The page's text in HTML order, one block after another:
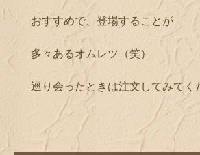
おすすめで、登場することが
多々あるオムレツ（笑）
巡り会ったときは注文してみてく